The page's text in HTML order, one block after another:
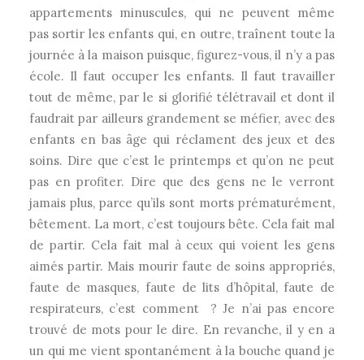
appartements minuscules, qui ne peuvent même
pas sortir les enfants qui, en outre, traînent toute la
journée à la maison puisque, figurez-vous, il n’y a pas
école. Il faut occuper les enfants. Il faut travailler
tout de même, par le si glorifié télétravail et dont il
faudrait par ailleurs grandement se méfier, avec des
enfants en bas âge qui réclament des jeux et des
soins. Dire que c’est le printemps et qu’on ne peut
pas en profiter. Dire que des gens ne le verront
jamais plus, parce qu’ils sont morts prématurément,
bêtement. La mort, c’est toujours bête. Cela fait mal
de partir. Cela fait mal à ceux qui voient les gens
aimés partir. Mais mourir faute de soins appropriés,
faute de masques, faute de lits d’hôpital, faute de
respirateurs, c’est comment ? Je n’ai pas encore
trouvé de mots pour le dire. En revanche, il y en a
un qui me vient spontanément à la bouche quand je